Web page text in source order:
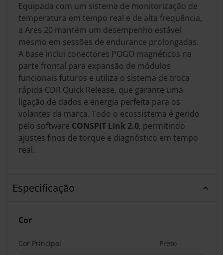
Equipada com um sistema de monitorização de
temperatura em tempo real e de alta frequência,
a Ares 20 mantém um desempenho estável
mesmo em sessões de endurance prolongadas.
A base inclui conectores POGO magnéticos na
parte frontal para expansão de módulos
funcionais futuros e utiliza o sistema de troca
rápida CDR Quick Release, que garante uma
ligação de dados e energia perfeita para os
volantes da marca. Todo o ecossistema é gerido
pelo software CONSPIT Link 2.0, permitindo
ajustes finos de torque e diagnóstico em tempo
real.
Especificação
Cor
Cor Principal Preto